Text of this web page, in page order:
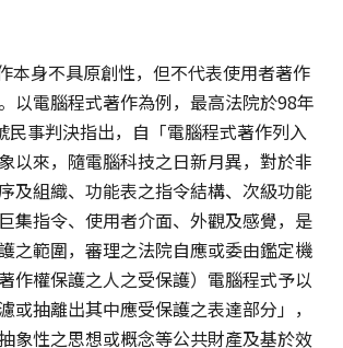
本身不具原創性，但不代表使用者著作
以電腦程式著作為例，最高法院於98年
民事判決指出，自「電腦程式著作列入
以來，隨電腦科技之日新月異，對於非
及組織、功能表之指令結構、次級功能
集指令、使用者介面、外觀及感覺，是
之範圍，審理之法院自應或委由鑑定機
作權保護之人之受保護）電腦程式予以
或抽離出其中應受保護之表達部分」，
象性之思想或概念等公共財產及基於效